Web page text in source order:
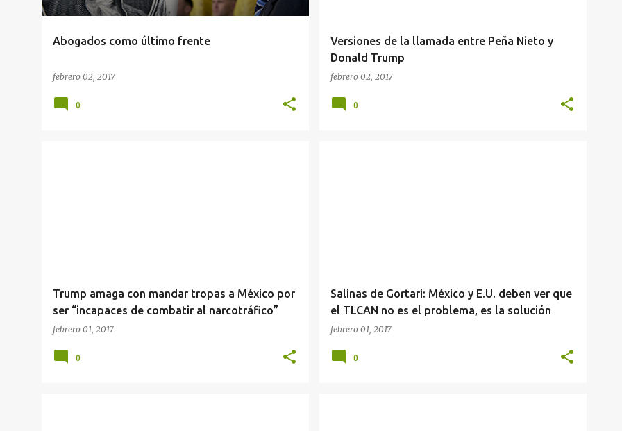
Abogados como último frente
febrero 02, 2017
0
Versiones de la llamada entre Peña Nieto y
Donald Trump
febrero 02, 2017
0
Trump amaga con mandar tropas a México por
ser “incapaces de combatir al narcotráfico”
febrero 01, 2017
0
Salinas de Gortari: México y E.U. deben ver que
el TLCAN no es el problema, es la solución
febrero 01, 2017
0